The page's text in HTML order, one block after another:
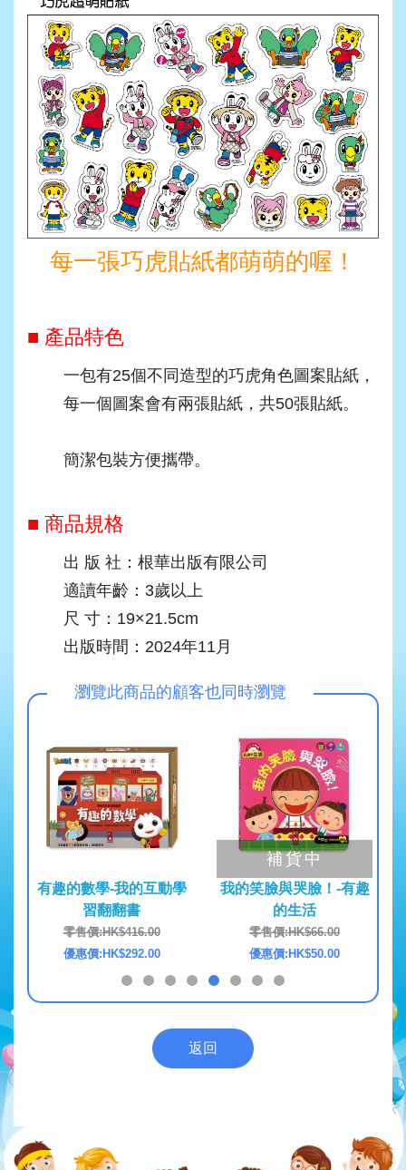
每一張巧虎貼紙都萌萌的喔！
■ 產品特色
一包有25個不同造型的巧虎角色圖案貼紙，
每一個圖案會有兩張貼紙，共50張貼紙。
簡潔包裝方便攜帶。
■ 商品規格
出 版 社：根華出版有限公司
適讀年齡：3歲以上
尺 寸：19×21.5cm
出版時間：2024年11月
瀏覽此商品的顧客也同時瀏覽
有趣的數學-我的互動學
習翻翻書
零售價:HK$416.00
優惠價:HK$292.00
補貨中
我的笑臉與哭臉！-有趣
的生活
零售價:HK$66.00
優惠價:HK$50.00
返回